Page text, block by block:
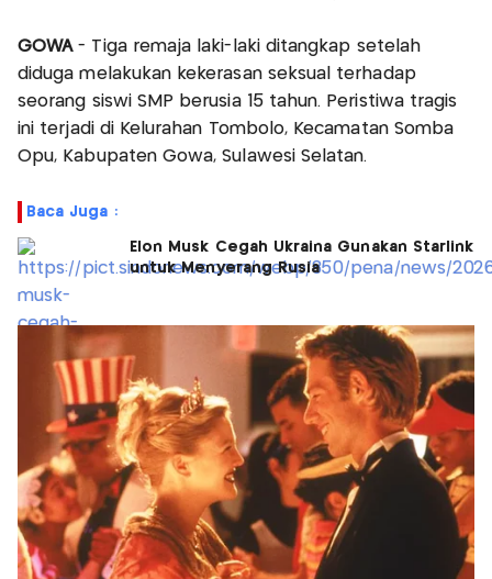
GOWA- Tiga remaja laki-laki ditangkap setelah
diduga melakukan kekerasan seksual terhadap
seorang siswi SMP berusia 15 tahun. Peristiwa tragis
ini terjadi di Kelurahan Tombolo, Kecamatan Somba
Opu, Kabupaten Gowa, Sulawesi Selatan.
Baca Juga :
Elon Musk Cegah Ukraina Gunakan Starlink
untuk Menyerang Rusia